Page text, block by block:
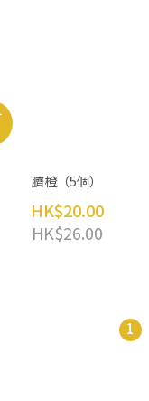
臍橙（5個）
HK$20.00
HK$26.00
1